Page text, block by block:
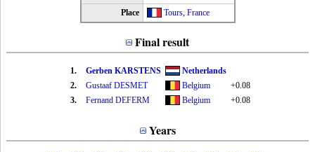
Place
Tours, France
Final result
1. Gerben KARSTENS
Netherlands
2.
Gustaaf DESMET Belgium
+0.08
3.
Fernand DEFERM Belgium +0.08
Years